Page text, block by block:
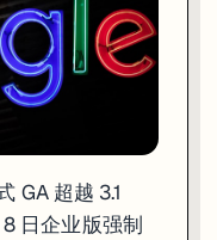
亿收购 Scale
GA 超越 3.1
日企业版强制